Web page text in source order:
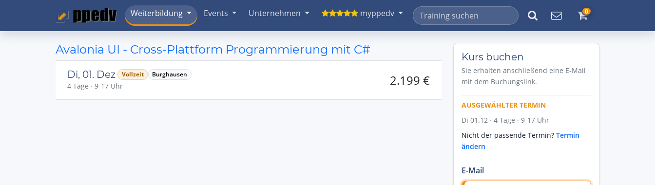
Weiterbildung Events Unternehmen myppedv 0
Avalonia UI - Cross-Plattform Programmierung mit C#
Di, 01. Dez Vollzeit Burghausen
4 Tage · 9-17 Uhr 2.199 €
Kurs buchen
Sie erhalten anschließend eine E-Mail
mit dem Buchungslink.
AUSGEWÄHLTER TERMIN
Di 01.12 · 4 Tage · 9-17 Uhr
Nicht der passende Termin? Termin
ändern
E-Mail